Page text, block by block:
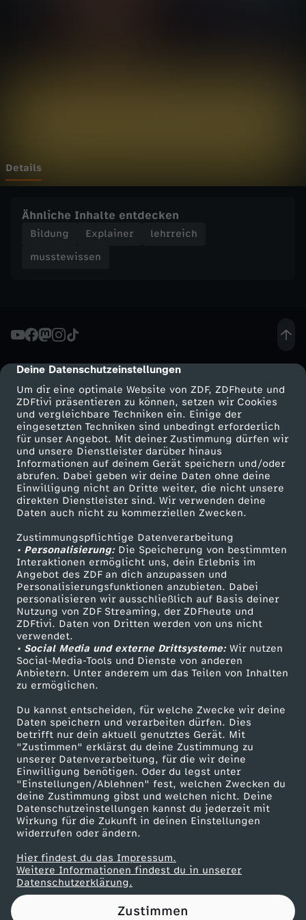
cmp-dialog-description
Deine Datenschutzeinstellungen
Um dir eine optimale Website von ZDF, ZDFheute und
ZDFtivi präsentieren zu können, setzen wir Cookies
und vergleichbare Techniken ein. Einige der
eingesetzten Techniken sind unbedingt erforderlich
für unser Angebot. Mit deiner Zustimmung dürfen wir
und unsere Dienstleister darüber hinaus
Informationen auf deinem Gerät speichern und/oder
abrufen. Dabei geben wir deine Daten ohne deine
Einwilligung nicht an Dritte weiter, die nicht unsere
direkten Dienstleister sind. Wir verwenden deine
Daten auch nicht zu kommerziellen Zwecken.
Zustimmungspflichtige Datenverarbeitung
• Personalisierung:Die Speicherung von bestimmten
Interaktionen ermöglicht uns, dein Erlebnis im
Angebot des ZDF an dich anzupassen und
Personalisierungsfunktionen anzubieten. Dabei
personalisieren wir ausschließlich auf Basis deiner
Nutzung von ZDF Streaming, der ZDFheute und
ZDFtivi. Daten von Dritten werden von uns nicht
verwendet.
• Social Media und externe Drittsysteme:Wir nutzen
Social-Media-Tools und Dienste von anderen
Anbietern. Unter anderem um das Teilen von Inhalten
zu ermöglichen.
Du kannst entscheiden, für welche Zwecke wir deine
Daten speichern und verarbeiten dürfen. Dies
betrifft nur dein aktuell genutztes Gerät. Mit
"Zustimmen" erklärst du deine Zustimmung zu
unserer Datenverarbeitung, für die wir deine
Einwilligung benötigen. Oder du legst unter
"Einstellungen/Ablehnen" fest, welchen Zwecken du
deine Zustimmung gibst und welchen nicht. Deine
Datenschutzeinstellungen kannst du jederzeit mit
Wirkung für die Zukunft in deinen Einstellungen
widerrufen oder ändern.
Hier findest du das Impressum.
Weitere Informationen findest du in unserer
Datenschutzerklärung.
Zustimmen
-
M
a
i
n
L
u
t
h
e
r
u
n
d
d
i
e
R
e
f
o
Details
Ähnliche Inhalte entdecken
Bildung Explainer
lehrreich
musstewissen
Mehr ZDF
ZDF-Apps
Smart TV
ZDFtext
Livestreams
Sendungen A-Z
TV-Programm
Service
ZDFmitreden
Kontakt zum ZDF
Tickets
Zuschauerservice
Hilfe
ZDF Unternehmen
Karriere
ZDF goes Schule
Werbefernsehen
Mainzelmännchen
Partner